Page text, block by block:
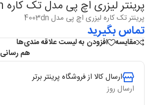
پرینتر لیزری اچ پی مدل تک کاره 4003dn
پرینتر تک کاره لیزری اچ پی مدل 4003dn
تماس بگیرید
مقایسه
افزودن به لیست علاقه مندی‌ها
هم رسانی
ارسال کالا از فروشگاه پرینتر برتر
ارسال روز